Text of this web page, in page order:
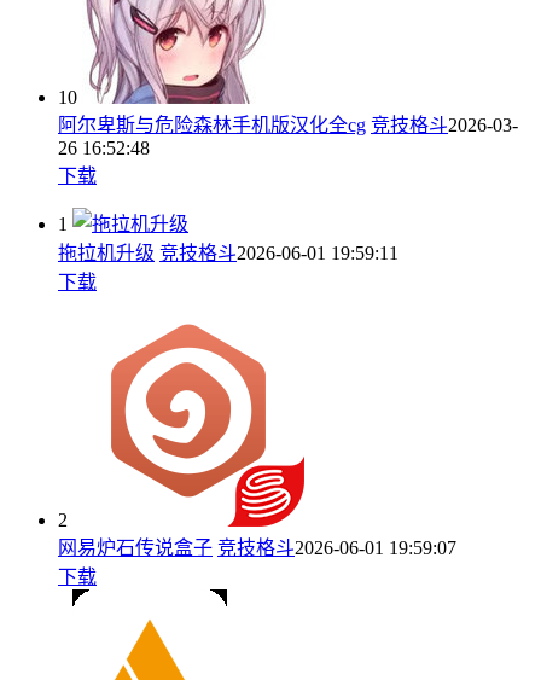
10
阿尔卑斯与危险森林手机版汉化全cg 竞技格斗2026-03-
26 16:52:48
下载
1
拖拉机升级 竞技格斗2026-06-01 19:59:11
下载
2
网易炉石传说盒子 竞技格斗2026-06-01 19:59:07
下载